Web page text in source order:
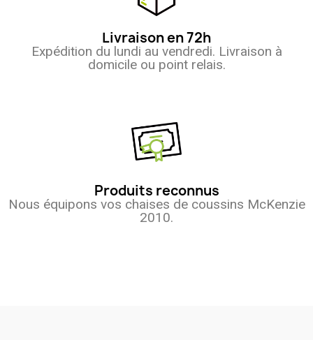
Livraison en 72h
Expédition du lundi au vendredi. Livraison à
domicile ou point relais.
Produits reconnus
Nous équipons vos chaises de coussins McKenzie
2010.